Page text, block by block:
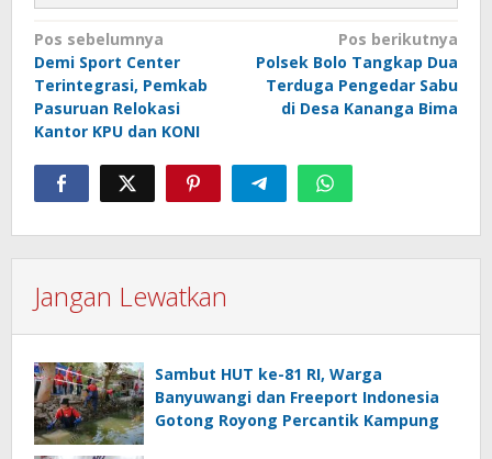
Navigasi
pos
Pos sebelumnya
Demi Sport Center
Terintegrasi, Pemkab
Pasuruan Relokasi
Kantor KPU dan KONI
Pos berikutnya
Polsek Bolo Tangkap Dua
Terduga Pengedar Sabu
di Desa Kananga Bima
Jangan Lewatkan
Sambut HUT ke-81 RI, Warga
Banyuwangi dan Freeport Indonesia
Gotong Royong Percantik Kampung